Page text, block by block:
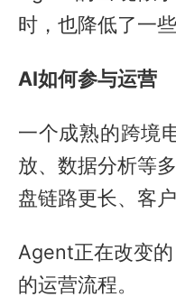
时，也降低了一
AI如何参与运营
一个成熟的跨境
放、数据分析等
盘链路更长、客
Agent正在改变
的运营流程。